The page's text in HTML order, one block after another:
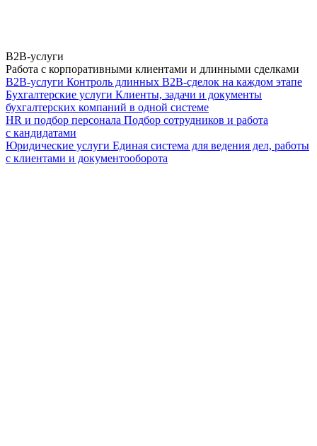
B2B-услуги
Работа с корпоративными клиентами и длинными сделками
B2B-услуги Контроль длинных B2B-сделок на каждом этапе
Бухгалтерские услуги Клиенты, задачи и документы
бухгалтерских компаний в одной системе
HR и подбор персонала Подбор сотрудников и работа
с кандидатами
Юридические услуги Единая система для ведения дел, работы
с клиентами и документооборота